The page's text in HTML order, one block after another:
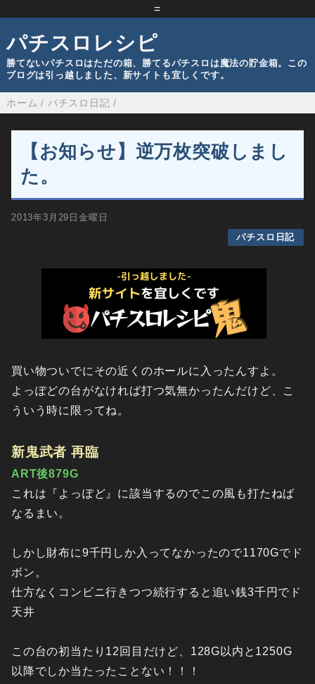
=
パチスロレシピ
勝てないパチスロはただの箱、勝てるパチスロは魔法の貯金箱。この
ブログは引っ越しました、新サイトも宜しくです。
ホーム / パチスロ日記 /
【お知らせ】逆万枚突破しまし
た。
2013年3月29日金曜日
パチスロ日記
買い物ついでにその近くのホールに入ったんすよ。
よっぽどの台がなければ打つ気無かったんだけど、こ
ういう時に限ってね。
新鬼武者 再臨
ART後879G
これは『よっぽど』に該当するのでこの風も打たねば
なるまい。
しかし財布に9千円しか入ってなかったので1170Gでド
ボン。
仕方なくコンビニ行きつつ続行すると追い銭3千円でド
天井
この台の初当たり12回目だけど、128G以内と1250G
以降でしか当たったことない！！！